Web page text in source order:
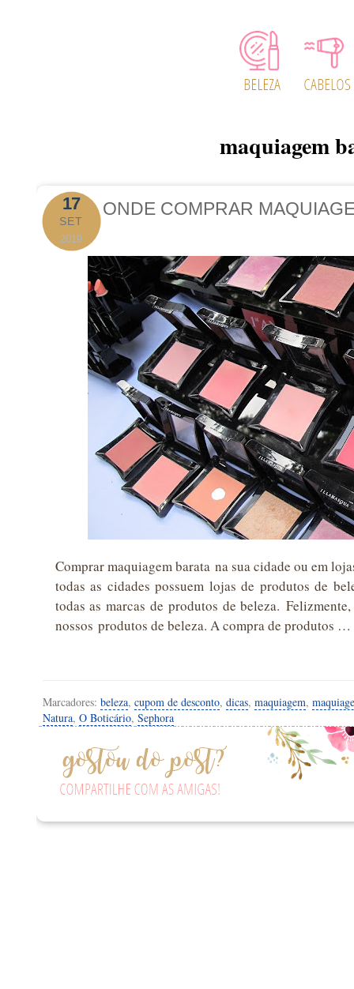
maquiagem
17
SET
2019
ONDE COMPRAR
Comprar maquiagem barata na sua cidade ou em
todas as cidades possuem lojas de produtos de
todas as marcas de produtos de beleza.
nossos produtos de beleza. A compra de produtos …
Marcadores: beleza, cupom de desconto, dicas, maquiagem,
Natura, O Boticário, Sephora